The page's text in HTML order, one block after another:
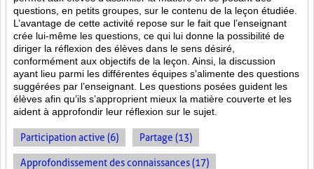
questions, en petits groupes, sur le contenu de la leçon étudiée.
L’avantage de cette activité repose sur le fait que l’enseignant
crée lui-même les questions, ce qui lui donne la possibilité de
diriger la réflexion des élèves dans le sens désiré,
conformément aux objectifs de la leçon. Ainsi, la discussion
ayant lieu parmi les différentes équipes s’alimente des questions
suggérées par l’enseignant. Les questions posées guident les
élèves afin qu’ils s’approprient mieux la matière couverte et les
aident à approfondir leur réflexion sur le sujet.
Participation active (6) Partage (13)
Approfondissement des connaissances (17)